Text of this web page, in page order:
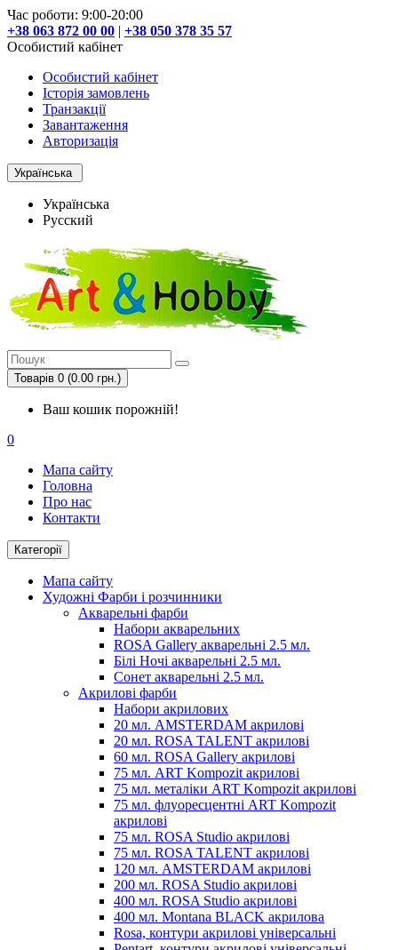
Час роботи: 9:00-20:00
+38 063 872 00 00 | +38 050 378 35 57
Особистий кабінет
Особистий кабінет
Історія замовлень
Транзакції
Завантаження
Авторизація
Українська
Українська
Русский
Товарів 0 (0.00 грн.)
Ваш кошик порожній!
0
Мапа сайту
Головна
Про нас
Контакти
Категорії
Мапа сайту
Художні Фарби і розчинники
Акварельні фарби
Набори акварельних
ROSA Gallery акварельні 2.5 мл.
Білі Ночі акварельні 2.5 мл.
Сонет акварельні 2.5 мл.
Акрилові фарби
Набори акрилових
20 мл. AMSTERDAM акрилові
20 мл. ROSA TALENT акрилові
60 мл. ROSA Gallery акрилові
75 мл. ART Kompozit акрилові
75 мл. металіки ART Kompozit акрилові
75 мл. флуоресцентні ART Kompozit
акрилові
75 мл. ROSA Studio акрилові
75 мл. ROSA TALENT акрилові
120 мл. AMSTERDAM акрилові
200 мл. ROSA Studio акрилові
400 мл. ROSA Studio акрилові
400 мл. Montana BLACK акрилова
Rosa, контури акрилові універсальні